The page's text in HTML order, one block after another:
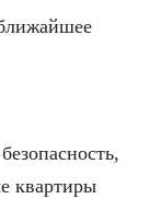
квартиры